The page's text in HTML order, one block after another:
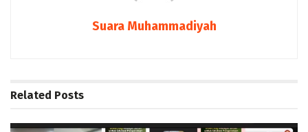
Suara Muhammadiyah
Related Posts